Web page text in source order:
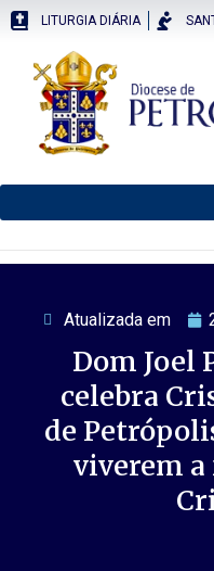
LITURGIA DIÁRIA
Atualizada em
Dom Joel
celebra
de
viverem a